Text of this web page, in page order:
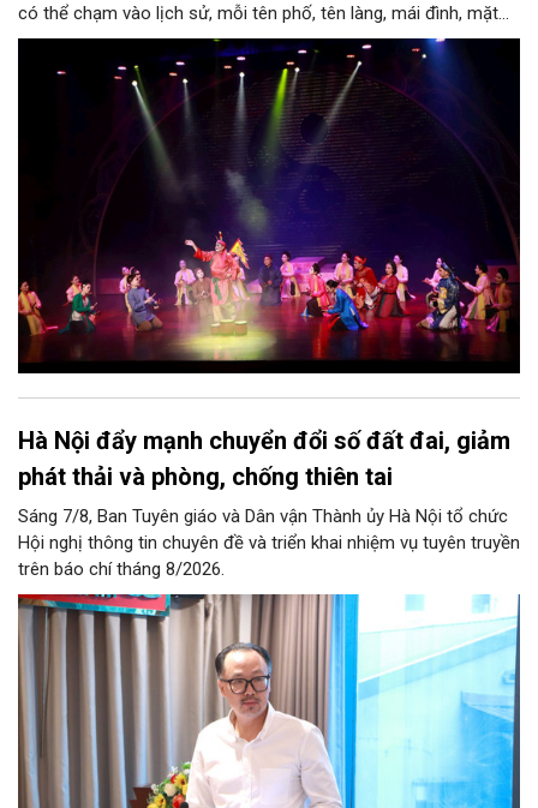
có thể chạm vào lịch sử, mỗi tên phố, tên làng, mái đình, mặt
hồ, nếp nhà, câu hát, món ăn, làn điệu, nghề thủ công đều có
thể kể một câu chuyện về chiều sâu văn hiến của dân tộc.
Nhưng trong kỷ nguyên mới, câu hỏi đặt ra không chỉ Hà Nội có
bao nhiêu di sản, bao nhiêu văn nghệ sĩ, trí thức, không gian ký
ức, mà là làm thế nào để những giá trị ấy trở thành nguồn lực
phát triển, thành sức mạnh mềm, thành động lực sáng tạo,
thành năng lực cạnh tranh của Thủ đô.
Hà Nội đẩy mạnh chuyển đổi số đất đai, giảm
phát thải và phòng, chống thiên tai
Sáng 7/8, Ban Tuyên giáo và Dân vận Thành ủy Hà Nội tổ chức
Hội nghị thông tin chuyên đề và triển khai nhiệm vụ tuyên truyền
trên báo chí tháng 8/2026.